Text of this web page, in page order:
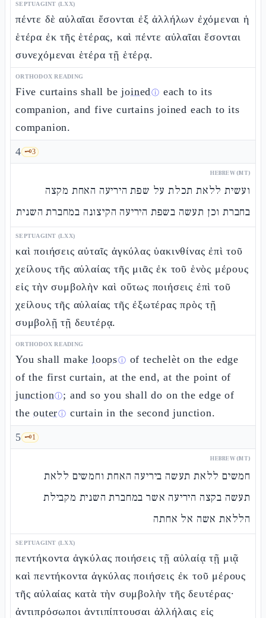
SEPTUAGINT (LXX)
πέντε δὲ αὐλαῖαι ἔσονται ἐξ ἀλλήλων ἐχόμεναι ἡ
ἑτέρα ἐκ τῆς ἑτέρας, καὶ πέντε αὐλαῖαι ἔσονται
συνεχόμεναι ἑτέρα τῇ ἑτέρᾳ.
ORTHODOX READING
Five curtains shall bejoinedⓘ each to its
companion, and five curtains joined each to its
companion.
4 🗝️3
HEBREW (MT)
ועשית ללאת תכלת על שפת היריעה האחת מקצה
בחברת וכן תעשה בשפת היריעה הקיצונה במחברת השנית
SEPTUAGINT (LXX)
καὶ ποιήσεις αὐταῖς ἀγκύλας ὑακινθίνας ἐπὶ τοῦ
χείλους τῆς αὐλαίας τῆς μιᾶς ἐκ τοῦ ἑνὸς μέρους
εἰς τὴν συμβολὴν καὶ οὕτως ποιήσεις ἐπὶ τοῦ
χείλους τῆς αὐλαίας τῆς ἐξωτέρας πρὸς τῇ
συμβολῇ τῇ δευτέρᾳ.
ORTHODOX READING
You shall makeloopsⓘ of techelèt on the edge
of the first curtain, at the end, at the point of
junctionⓘ; and so you shall do on the edge of
theouterⓘ curtain in the second junction.
5 🗝️1
HEBREW (MT)
חמשים ללאת תעשה ביריעה האחת וחמשים ללאת
תעשה בקצה היריעה אשר במחברת השנית מקבילת
הללאת אשה אל אחתה
SEPTUAGINT (LXX)
πεντήκοντα ἀγκύλας ποιήσεις τῇ αὐλαίᾳ τῇ μιᾷ
καὶ πεντήκοντα ἀγκύλας ποιήσεις ἐκ τοῦ μέρους
τῆς αὐλαίας κατὰ τὴν συμβολὴν τῆς δευτέρας·
ἀντιπρόσωποι ἀντιπίπτουσαι ἀλλήλαις εἰς